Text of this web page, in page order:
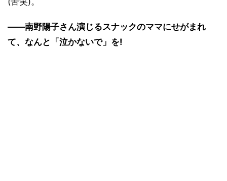
――南野陽子さん演じるスナックのママにせがまれ
て、なんと「泣かないで」を!